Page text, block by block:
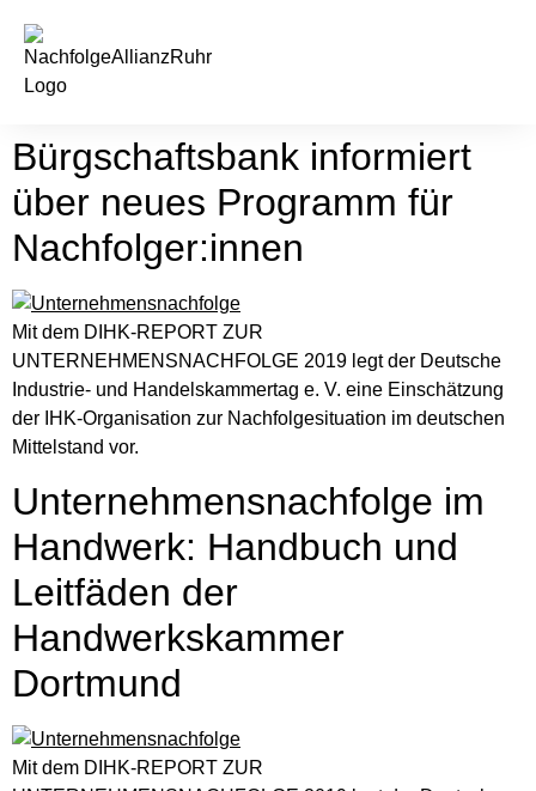
springen
Bürgschaftsbank informiert
über neues Programm für
Nachfolger:innen
Mit dem DIHK-REPORT ZUR
UNTERNEHMENSNACHFOLGE 2019 legt der Deutsche
Industrie- und Handelskammertag e. V. eine Einschätzung
der IHK-Organisation zur Nachfolgesituation im deutschen
Mittelstand vor.
Unternehmensnachfolge im
Handwerk: Handbuch und
Leitfäden der
Handwerkskammer
Dortmund
Mit dem DIHK-REPORT ZUR